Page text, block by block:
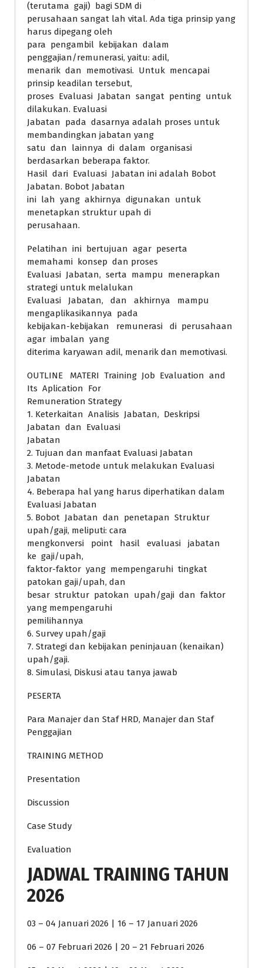
(terutama gaji) bagi SDM di
perusahaan sangat lah vital. Ada tiga prinsip yang
harus dipegang oleh
para pengambil kebijakan dalam
penggajian/remunerasi, yaitu: adil,
menarik dan memotivasi. Untuk mencapai
prinsip keadilan tersebut,
proses Evaluasi Jabatan sangat penting untuk
dilakukan. Evaluasi
Jabatan pada dasarnya adalah proses untuk
membandingkan jabatan yang
satu dan lainnya di dalam organisasi
berdasarkan beberapa faktor.
Hasil dari Evaluasi Jabatan ini adalah Bobot
Jabatan. Bobot Jabatan
ini lah yang akhirnya digunakan untuk
menetapkan struktur upah di
perusahaan.
Pelatihan ini bertujuan agar peserta
memahami konsep dan proses
Evaluasi Jabatan, serta mampu menerapkan
strategi untuk melalukan
Evaluasi Jabatan, dan akhirnya mampu
mengaplikasikannya pada
kebijakan-kebijakan remunerasi di perusahaan
agar imbalan yang
diterima karyawan adil, menarik dan memotivasi.
OUTLINE MATERI Training Job Evaluation and
Its Aplication For
Remuneration Strategy
1. Keterkaitan Analisis Jabatan, Deskripsi
Jabatan dan Evaluasi
Jabatan
2. Tujuan dan manfaat Evaluasi Jabatan
3. Metode-metode untuk melakukan Evaluasi
Jabatan
4. Beberapa hal yang harus diperhatikan dalam
Evaluasi Jabatan
5. Bobot Jabatan dan penetapan Struktur
upah/gaji, meliputi: cara
mengkonversi point hasil evaluasi jabatan
ke gaji/upah,
faktor-faktor yang mempengaruhi tingkat
patokan gaji/upah, dan
besar struktur patokan upah/gaji dan faktor
yang mempengaruhi
pemilihannya
6. Survey upah/gaji
7. Strategi dan kebijakan peninjauan (kenaikan)
upah/gaji.
8. Simulasi, Diskusi atau tanya jawab
PESERTA
Para Manajer dan Staf HRD, Manajer dan Staf
Penggajian
TRAINING METHOD
Presentation
Discussion
Case Study
Evaluation
JADWAL TRAINING TAHUN
2026
03 – 04 Januari 2026 | 16 – 17 Januari 2026
06 – 07 Februari 2026 | 20 – 21 Februari 2026